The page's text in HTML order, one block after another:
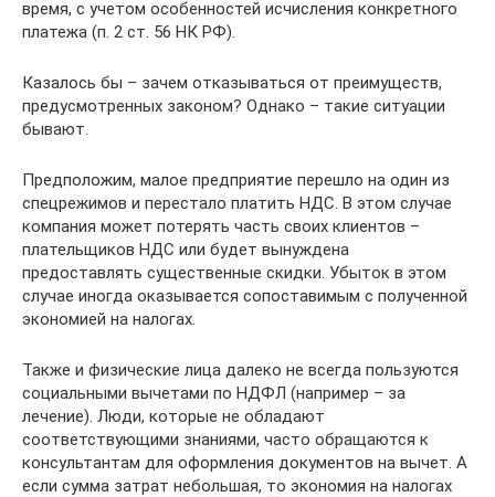
время, с учетом особенностей исчисления конкретного
платежа (п. 2 ст. 56 НК РФ).
Казалось бы – зачем отказываться от преимуществ,
предусмотренных законом? Однако – такие ситуации
бывают.
Предположим, малое предприятие перешло на один из
спецрежимов и перестало платить НДС. В этом случае
компания может потерять часть своих клиентов –
плательщиков НДС или будет вынуждена
предоставлять существенные скидки. Убыток в этом
случае иногда оказывается сопоставимым с полученной
экономией на налогах.
Также и физические лица далеко не всегда пользуются
социальными вычетами по НДФЛ (например – за
лечение). Люди, которые не обладают
соответствующими знаниями, часто обращаются к
консультантам для оформления документов на вычет. А
если сумма затрат небольшая, то экономия на налогах